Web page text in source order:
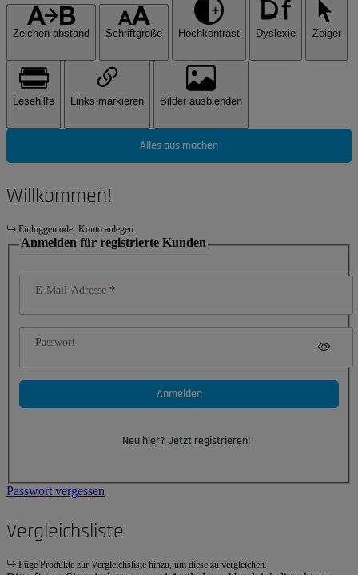
Zeichen-abstand Schriftgröße Hochkontrast Dyslexie Zeiger
Lesehilfe Links markieren Bilder ausblenden
Alles aus machen
Willkommen!
Einloggen oder Konto anlegen.
Anmelden für registrierte Kunden
E-Mail-Adresse
Passwort
Anmelden
Neu hier? Jetzt registrieren!
Passwort vergessen
Vergleichsliste
Füge Produkte zur Vergleichsliste hinzu, um diese zu vergleichen.